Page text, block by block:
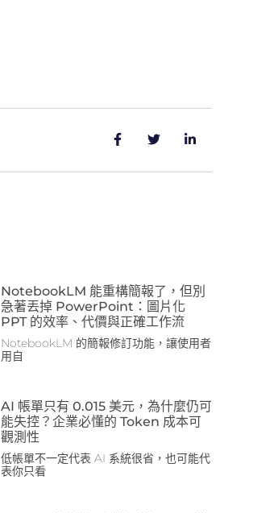
NotebookLM 能重構簡報了，但別
急著丟掉 PowerPoint：圖片化
PPT 的效率、代價與正確工作流
NotebookLM 的簡報修訂功能，讓使用者
用自
AI 帳單只有 0.015 美元，為什麼仍可
能失控？企業必懂的 Token 成本可
觀測性
低帳單不一定代表 AI 系統很省，也可能代
表你只看